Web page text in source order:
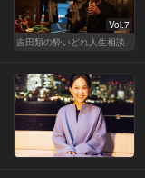
Vol.7
吉田類の酔いどれ人生相談